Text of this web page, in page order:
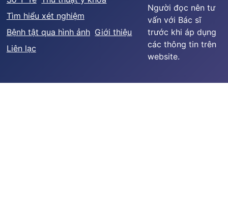
Tìm hiểu xét nghiệm
Bệnh tật qua hình ảnh Giới thiệu
Liên lạc
Người đọc nên tư
vấn với Bác sĩ
trước khi áp dụng
các thông tin trên
website.